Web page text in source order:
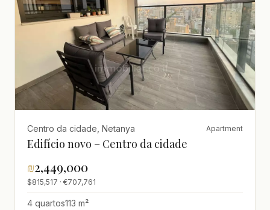
Centro da cidade, Netanya Apartment
Edifício novo – Centro da cidade
₪2,449,000
$815,517 · €707,761
4 quartos113 m²